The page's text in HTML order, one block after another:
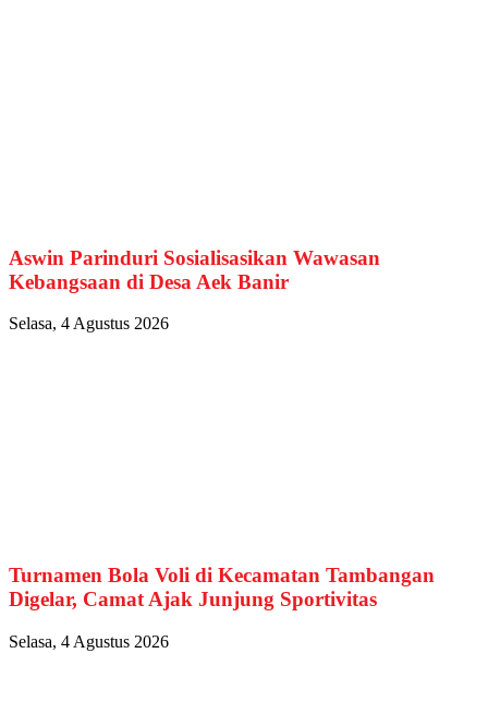
Aswin Parinduri Sosialisasikan Wawasan
Kebangsaan di Desa Aek Banir
Selasa, 4 Agustus 2026
Turnamen Bola Voli di Kecamatan Tambangan
Digelar, Camat Ajak Junjung Sportivitas
Selasa, 4 Agustus 2026